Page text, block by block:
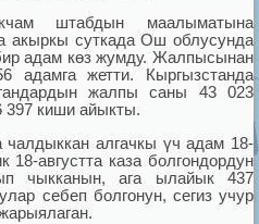
штабдын маалыматына
акыркы суткада Ош облусунда
адам көз жумду. Жалпысынан
адамга жетти. Кыргызстанда
жалпы саны 43 023
397 киши айыкты.
чалдыккан алгачкы үч адам 18-
18-августта каза болгондордун
чыкканын, ага ылайык 437
себеп болгонун, сегиз учур